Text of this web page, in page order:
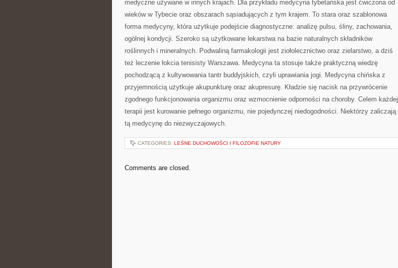
medyczne używane w innych krajach. Dla przykładu medycyna tybetańska jest ćwiczona od
wieków w Tybecie oraz obszarach sąsiadujących z tym krajem. To stara oraz szablonowa
forma medycyny, która użytkuje podejście diagnostyczne: analizę pulsu, śliny, zachowania,
ogólnej kondycji. Szeroko są użytkowane lekarstwa na bazie naturalnych składników
roślinnych i mineralnych. Podwaliną farmakologii jest ziołolecznictwo oraz zielarstwo, a dziś
też leczenie łokcia tenisisty Warszawa. Medycyna ta stosuje także praktyczną wiedzę
pochodzącą z kultywowania tantr buddyjskich, czyli uprawiania jogi. Medycyna chińska z
przyjemnością użytkuje akupunkturę oraz akupresurę. Kładzie się nacisk na przywrócenie
zgodnego funkcjonowania organizmu oraz wzmocnienie odporności na choroby. Celem każdej
terapii jest kurowanie pełnego organizmu, nie pojedynczej niedogodności. Niektórzy zaliczają
tą medycynę do niezwyczajowych.
CATEGORIES: LEŚNE DUCHOWOŚCI I FILOZOFIE NATURY
Comments are closed.